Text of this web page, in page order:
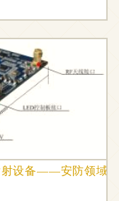
设备——安防领域